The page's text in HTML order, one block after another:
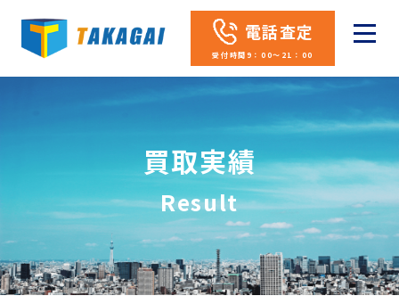
電話査定
受付時間9：00～21：00
買取実績
Result